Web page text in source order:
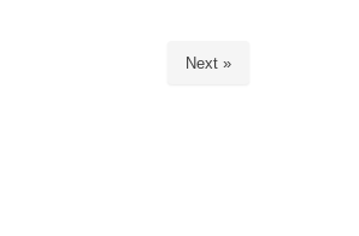
Next »